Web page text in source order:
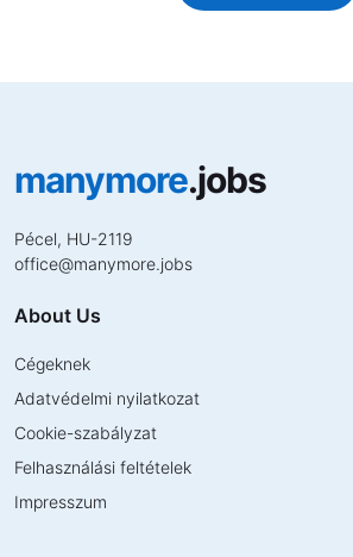
manymore.jobs
Pécel, HU-2119
office@manymore.jobs
About Us
Cégeknek
Adatvédelmi nyilatkozat
Cookie-szabályzat
Felhasználási feltételek
Impresszum